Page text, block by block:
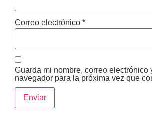
Correo electrónico *
Guarda mi nombre, correo electrónico
navegador para la próxima vez que